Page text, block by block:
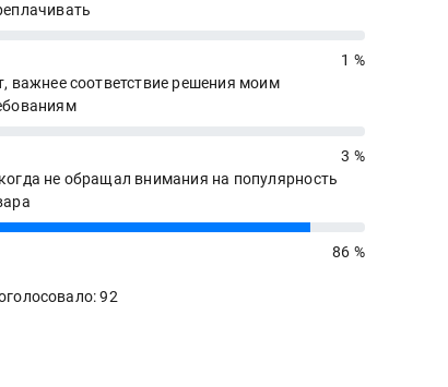
1 %
важнее соответствие решения моим
3 %
не обращал внимания на популярность
86 %
92